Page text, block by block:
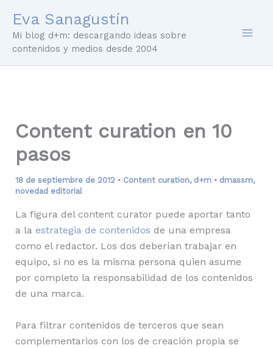
contenido
Eva Sanagustín
Mi blog d+m: descargando ideas sobre
contenidos y medios desde 2004
Content curation en 10
pasos
18 de septiembre de 2012 • Content curation, d+m• dmassm,
novedad editorial
La figura del content curator puede aportar tanto
a la estrategia de contenidos de una empresa
como el redactor. Los dos deberían trabajar en
equipo, si no es la misma persona quien asume
por completo la responsabilidad de los contenidos
de una marca.
Para filtrar contenidos de terceros que sean
complementarios con los de creación propia se